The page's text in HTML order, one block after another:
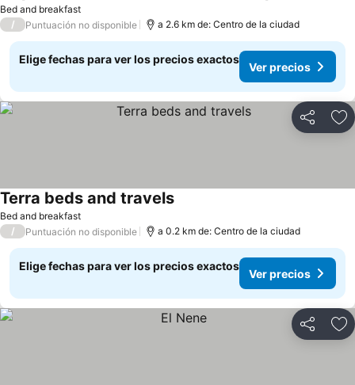
Bed and breakfast
Ver precios
/ Puntuación no disponible a 2.6 km de: Centro de la ciudad
Elige fechas para ver los precios exactos
Ver precios
Compartir
Bed and breakfast
Terra beds and travelsVer precios
/ Puntuación no disponible a 0.2 km de: Centro de la ciudad
Elige fechas para ver los precios exactos
Ver precios
Compartir